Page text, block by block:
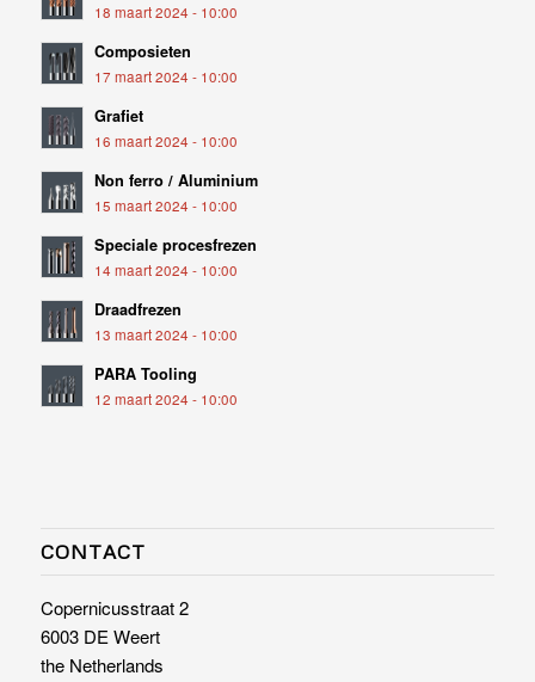
18 maart 2024 - 10:00
Composieten
17 maart 2024 - 10:00
Grafiet
16 maart 2024 - 10:00
Non ferro / Aluminium
15 maart 2024 - 10:00
Speciale procesfrezen
14 maart 2024 - 10:00
Draadfrezen
13 maart 2024 - 10:00
PARA Tooling
12 maart 2024 - 10:00
CONTACT
Copernicusstraat 2
6003 DE Weert
the Netherlands